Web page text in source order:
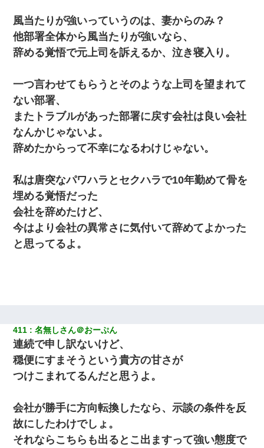
風当たりが強いっていうのは、妻からのみ？
他部署全体から風当たりが強いなら、
辞める覚悟で元上司を訴えるか、泣き寝入り。
一つ言わせてもらうとそのような上司を望まれて
ない部署、
またトラブルがあった部署に戻す会社は良い会社
なんかじゃないよ。
辞めたからって不幸になるわけじゃない。
私は唐突なパワハラとセクハラで10年勤めて骨を
埋める覚悟だった
会社を辞めたけど、
今はより会社の異常さに気付いて辞めてよかった
と思ってるよ。
411 名無しさん＠おーぷん
連続で申し訳ないけど、
穏便にすまそうという貴方の甘さが
つけこまれてるんだと思うよ。
会社が勝手に方向転換したなら、示談の条件を反
故にしたわけでしょ。
それならこちらも出るとこ出ますって強い態度で